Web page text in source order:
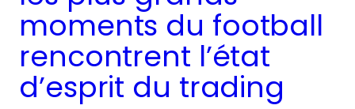
moments du football
rencontrent l’état
d’esprit du trading